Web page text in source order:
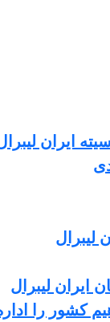
ایران
لیبرال
ایران لیبرال
کشور را